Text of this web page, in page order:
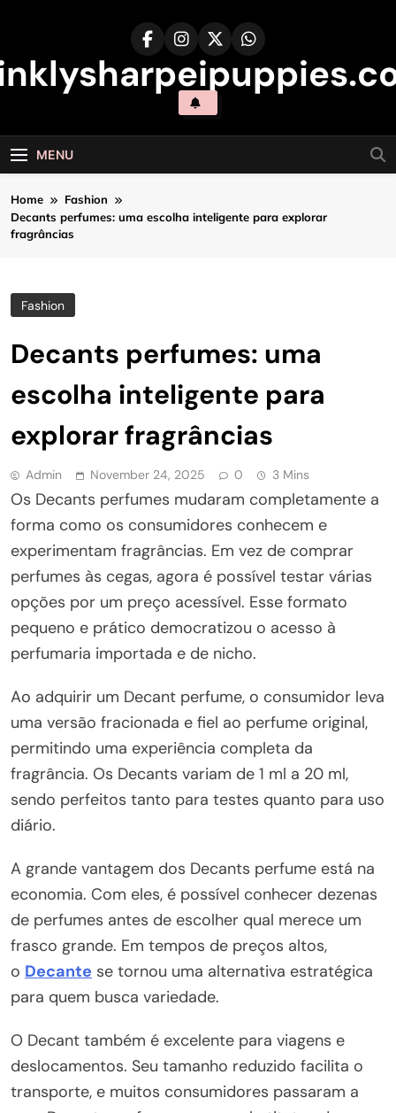
MENU
Home
Fashion
Decants perfumes: uma escolha inteligente para explorar
fragrâncias
Fashion
Decants perfumes: uma
escolha inteligente para
explorar fragrâncias
Admin November 24, 2025 0 3 Mins
Os Decants perfumes mudaram completamente a
forma como os consumidores conhecem e
experimentam fragrâncias. Em vez de comprar
perfumes às cegas, agora é possível testar várias
opções por um preço acessível. Esse formato
pequeno e prático democratizou o acesso à
perfumaria importada e de nicho.
Ao adquirir um Decant perfume, o consumidor leva
uma versão fracionada e fiel ao perfume original,
permitindo uma experiência completa da
fragrância. Os Decants variam de 1 ml a 20 ml,
sendo perfeitos tanto para testes quanto para uso
diário.
A grande vantagem dos Decants perfume está na
economia. Com eles, é possível conhecer dezenas
de perfumes antes de escolher qual merece um
frasco grande. Em tempos de preços altos,
o Decante se tornou uma alternativa estratégica
para quem busca variedade.
O Decant também é excelente para viagens e
deslocamentos. Seu tamanho reduzido facilita o
transporte, e muitos consumidores passaram a